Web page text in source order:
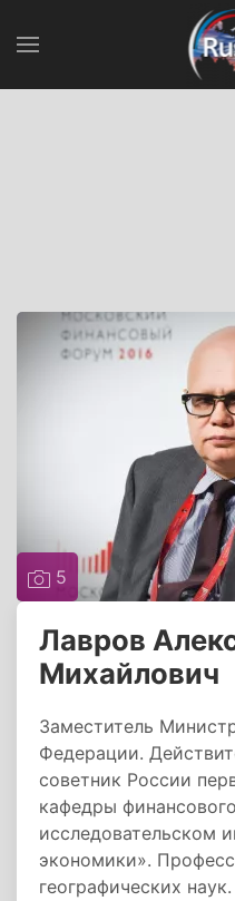
5
Лавров
Михайлович
Заместитель
Федерации.
советник России
кафедры
исследовательском
экономики».
географических